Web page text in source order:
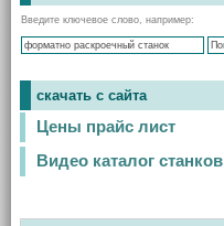
Введите ключевое слово, например:
скачать с сайта
Цены прайс лист
Видео каталог станков